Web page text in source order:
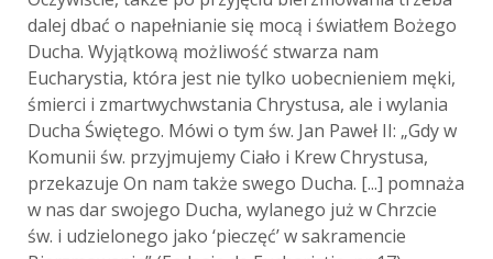
dalej dbać o napełnianie się mocą i światłem Bożego
Ducha. Wyjątkową możliwość stwarza nam
Eucharystia, która jest nie tylko uobecnieniem męki,
śmierci i zmartwychwstania Chrystusa, ale i wylania
Ducha Świętego. Mówi o tym św. Jan Paweł II: „Gdy w
Komunii św. przyjmujemy Ciało i Krew Chrystusa,
przekazuje On nam także swego Ducha. [...] pomnaża
w nas dar swojego Ducha, wylanego już w Chrzcie
św. i udzielonego jako ‘pieczęć’ w sakramencie